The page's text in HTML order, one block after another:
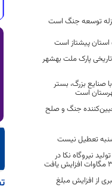
توسعه جنگ است
پارک ملت بهشهر
صنایع بزرگ، بستر
است
جنگ و صلح
تعطیل نیست
نیروگاه نکا در
از افزایش مبلغ